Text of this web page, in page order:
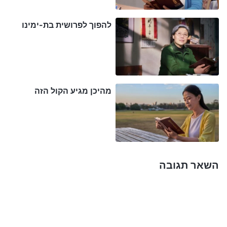
כעבור כמה ימים, אחותי שבה ומצאה אותי. ברגע
שנכנסה לבית, היא חייכה ואמרה, "צ'יו ג'ן, האחות שי
והאחות האו מכנסיית האל הכול יכול באו לביתי לתמוך
בי. הן מאמינות באל הכול יכול זמן רב, והן מבינות הרבה
יותר ממני. אם יש משהו שאת לא מבינה בהקשר לשובו
של אלוהים, לכי לשתף עימן". חשבתי: "האמנתי
באלוהים שנים רבות ותמיד קיוויתי לבואו של האל. האם
ולשתף עימן". וכך, הלכתי עם אחותי לביתה. ברגע
להפוך לפרושית בת-ימינו
מהיכן מגיע הקול הזה
השאר תגובה